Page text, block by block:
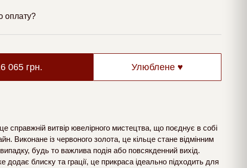
оплату?
065 грн. Улюблене ♥
справжній витвір ювелірного мистецтва, що поєднує в собі
Виконане із червоного золота, це кільце стане відмінним
будь то важлива подія або повсякденний вихід.
додає блиску та грації, це прикраса ідеально підходить для